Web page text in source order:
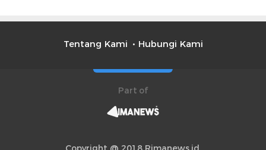
Tentang Kami Hubungi Kami
Part of